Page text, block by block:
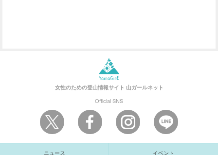
女性のための登山情報サイト 山ガールネット
Official SNS
ニュース イベント